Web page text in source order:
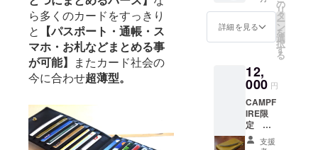
ら多くのカードをすっきり
と 【パスポート・通帳・ス
マホ・お札などまとめる事
が可能】 またカード社会の
今に合わせ超薄型。
ターと革た
このコラボ
レーション
【Gents/
ジェンツ】
クワッドス
ターが得意
とする紳士
160mm
小さな
マルチ
栃木レ
ザー/日
mm/
横:190
mm/厚
さ:7mm
-10mm
開いた
状態:
料無し
通常販
売価
格:1485
今プロ
ジェク
トだけ
の限定
リター
ンで
す。特
詳細を見る
の
リ
タ
ー
ン
を
選
択
す
る
12,
000 円
CAMPF
IRE限
定 ひ
とつに
まとめ
支援